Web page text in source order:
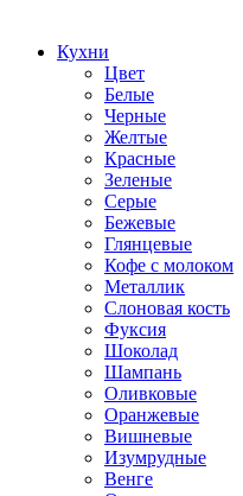
Кухни
Цвет
Белые
Черные
Желтые
Красные
Зеленые
Серые
Бежевые
Глянцевые
Кофе с молоком
Металлик
Слоновая кость
Фуксия
Шоколад
Шампань
Оливковые
Оранжевые
Вишневые
Изумрудные
Венге